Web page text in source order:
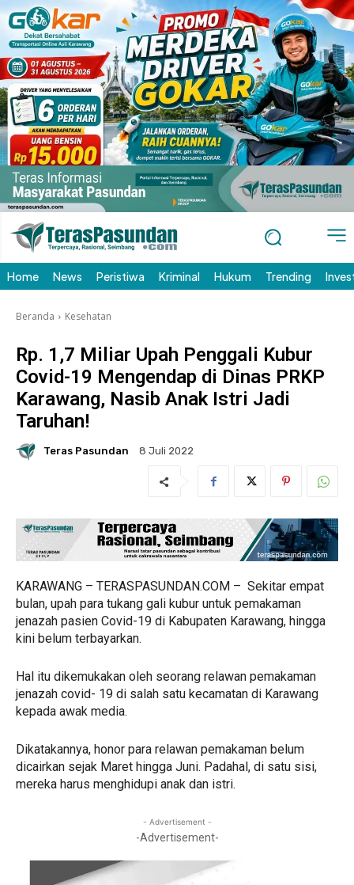
Home News Peristiwa Kriminal Hukum Trending
Beranda Kesehatan
Rp. 1,7 Miliar Upah Penggali Kubur
Covid-19 Mengendap di Dinas PRKP
Karawang, Nasib Anak Istri Jadi
Taruhan!
Teras Pasundan 8 Juli 2022
KARAWANG – TERASPASUNDAN.COM – Sekitar empat
bulan, upah para tukang gali kubur untuk pemakaman
jenazah pasien Covid-19 di Kabupaten Karawang, hingga
kini belum terbayarkan.
Hal itu dikemukakan oleh seorang relawan pemakaman
jenazah covid- 19 di salah satu kecamatan di Karawang
kepada awak media.
Dikatakannya, honor para relawan pemakaman belum
dicairkan sejak Maret hingga Juni. Padahal, di satu sisi,
mereka harus menghidupi anak dan istri.
- Advertisement -
-Advertisement-